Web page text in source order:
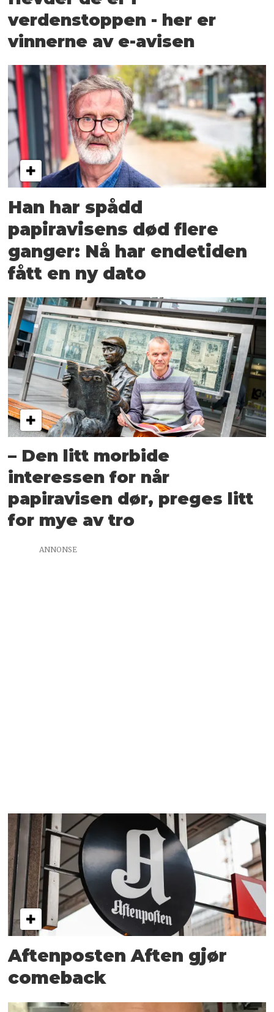
verdenstoppen - her er
vinnerne av e-avisen
Han har spådd
papiravisens død flere
ganger: Nå har endetiden
fått en ny dato
– Den litt morbide
interessen for når
papiravisen dør, preges litt
for mye av tro
ANNONSE
Aftenposten Aften gjør
comeback